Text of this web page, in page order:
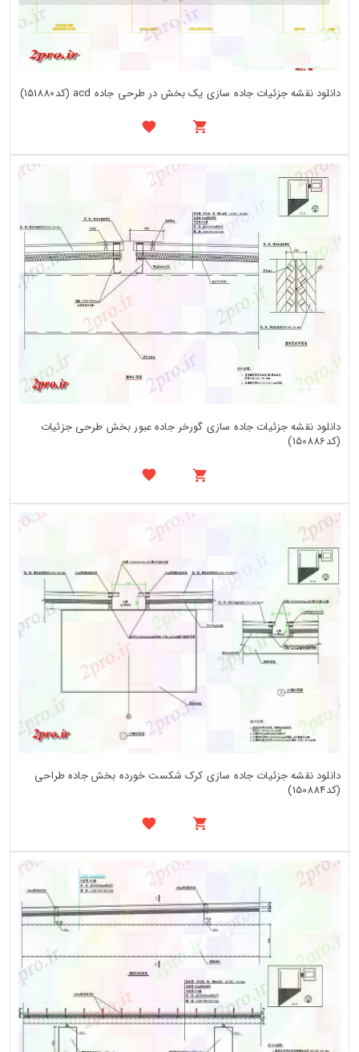
دانلود نقشه جزئیات جاده سازی یک بخش در طرحی جاده acd (کد151880)
دانلود نقشه جزئیات جاده سازی گورخر جاده عبور بخش طرحی جزئیات
(کد150886)
دانلود نقشه جزئیات جاده سازی کرک شکست خورده بخش جاده طراحی
(کد150884)